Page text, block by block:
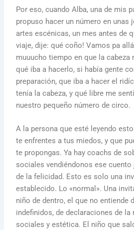
Por eso, cuando Alba, una de mis
propuso hacer un número en unas
artes escénicas, un mes antes de
viaje, dije: qué coño! Vamos pa
muuucho tiempo en que la cabeza
qué iba a hacerlo, si había gente
preparación, que iba a hacer el
tenía la cabeza, y qué libre me
nuestro pequeño número de circo.
A la persona que esté leyendo
te enfrentes a tus miedos, y que
te propongas. Ya hay coachs de
sociales vendiéndonos ese
de la felicidad. Esto es solo una
establecido. Lo «normal». Una
niño de dentro, el que no entiende
indefinidos, de declaraciones de la
sociales y estética. El niño que